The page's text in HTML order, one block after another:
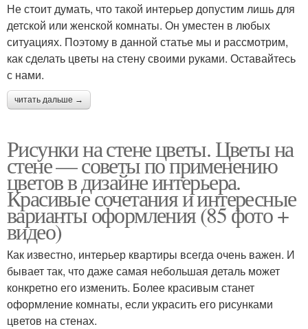
Не стоит думать, что такой интерьер допустим лишь для
детской или женской комнаты. Он уместен в любых
ситуациях. Поэтому в данной статье мы и рассмотрим,
как сделать цветы на стену своими руками. Оставайтесь
с нами.
читать дальше →
Рисунки на стене цветы. Цветы на
стене — советы по применению
цветов в дизайне интерьера.
Красивые сочетания и интересные
варианты оформления (85 фото +
видео)
Как известно, интерьер квартиры всегда очень важен. И
бывает так, что даже самая небольшая деталь может
конкретно его изменить. Более красивым станет
оформление комнаты, если украсить его рисунками
цветов на стенах.